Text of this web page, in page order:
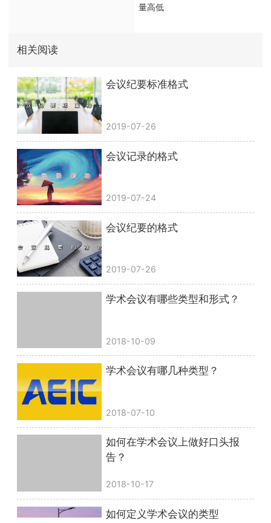
量高低
相关阅读
会议纪要标准格式
2019-07-26
会议记录的格式
2019-07-24
会议纪要的格式
2019-07-26
学术会议有哪些类型和形式？
2018-10-09
学术会议有哪几种类型？
2018-07-10
如何在学术会议上做好口头报
告？
2018-10-17
如何定义学术会议的类型